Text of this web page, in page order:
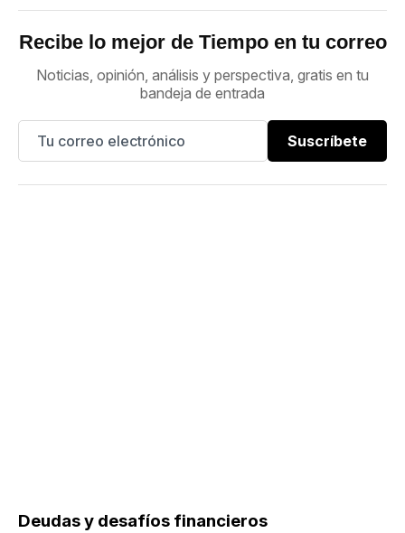
Recibe lo mejor de Tiempo en tu correo
Noticias, opinión, análisis y perspectiva, gratis en tu
bandeja de entrada
Suscríbete
Deudas y desafíos financieros